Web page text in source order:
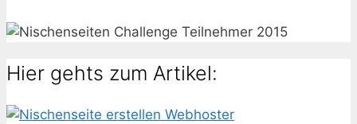
Hier gehts zum Artikel: